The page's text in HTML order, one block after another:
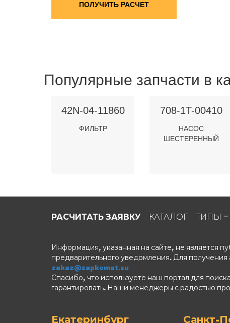
ПОЛУЧИТЬ РАСЧЕТ
Популярные запчасти в
42N-04-11860
ФИЛЬТР
708-1T-00410
НАСОС
ШЕСТЕРЕННЫЙ
РАСЧИТАТЬ ЗАЯВКУ КАТАЛОГ ТИПЫ
Информация, указанная на сайте, не является
предварительного уведомления. Для
zakaz@zapkomat.su
Спасибо, что используете наш портал для
гарантировать. Наши менеджеры с радостью
Екатеринбург Санкт-